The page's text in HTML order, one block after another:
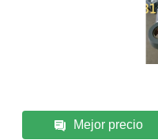
Mejor precio